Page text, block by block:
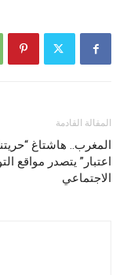
المقالة القادمة
المغرب.. هاشتاغ
اعتبار” يتصدر مواقع
الاجتماعي